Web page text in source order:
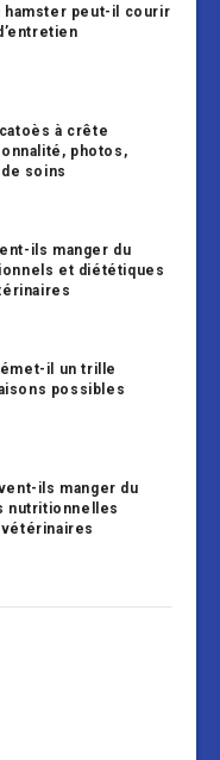
peut-il courir
à crête
photos,
soins
ils manger du
et diététiques
il un trille
possibles
ils manger du
nutritionnelles